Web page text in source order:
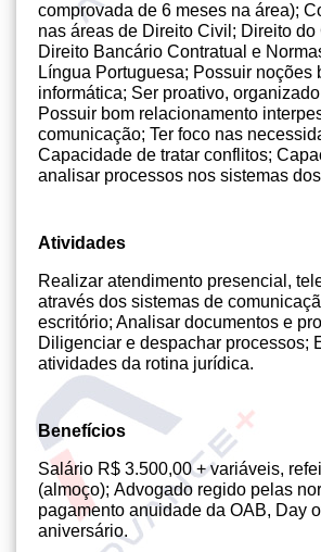
comprovada de 6 meses na área);
nas áreas de Direito Civil; Direito do
Direito Bancário Contratual e
Língua Portuguesa; Possuir noções
informática; Ser proativo,
Possuir bom relacionamento
comunicação; Ter foco nas
Capacidade de tratar conflitos;
analisar processos nos sistemas
Atividades
Realizar atendimento presencial,
através dos sistemas de
escritório; Analisar documentos e
Diligenciar e despachar processos;
atividades da rotina jurídica.
Benefícios
Salário R$ 3.500,00 + variáveis,
(almoço); Advogado regido pelas
pagamento anuidade da OAB, Day
aniversário.